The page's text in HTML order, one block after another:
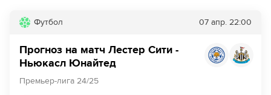
18´
Ньюкасл совершает вбрасывание на своей половине
20´ Вбрасывание команды Ньюкасл Юнайтед на своей
Футбол 07 апр. 22:00
Прогноз на матч Лестер Сити -
Ньюкасл Юнайтед
Премьер-лига 24/25